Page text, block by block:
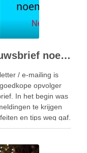
Een nieuwsbrief geen nieuwsbrief noemen – wat dan wel?
/ e-mailing is
opvolger
In het begin was
te krijgen
en tips weg gaf.